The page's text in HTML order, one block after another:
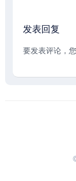
发表回复
要发表评论，